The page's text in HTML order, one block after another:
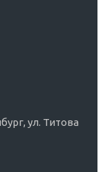
ул. Титова